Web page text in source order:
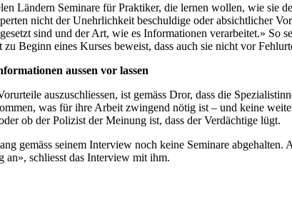
Ländern Seminare für Praktiker, die lernen wollen, wie sie
nicht der Unehrlichkeit beschuldige oder absichtlicher
sind und der Art, wie es Informationen verarbeitet.» So
Beginn eines Kurses beweist, dass auch sie nicht vor
aussen vor lassen
auszuschliessen, ist gemäss Dror, dass die
was für ihre Arbeit zwingend nötig ist – und keine
ob der Polizist der Meinung ist, dass der Verdächtige lügt.
gemäss seinem Interview noch keine Seminare
an», schliesst das Interview mit ihm.